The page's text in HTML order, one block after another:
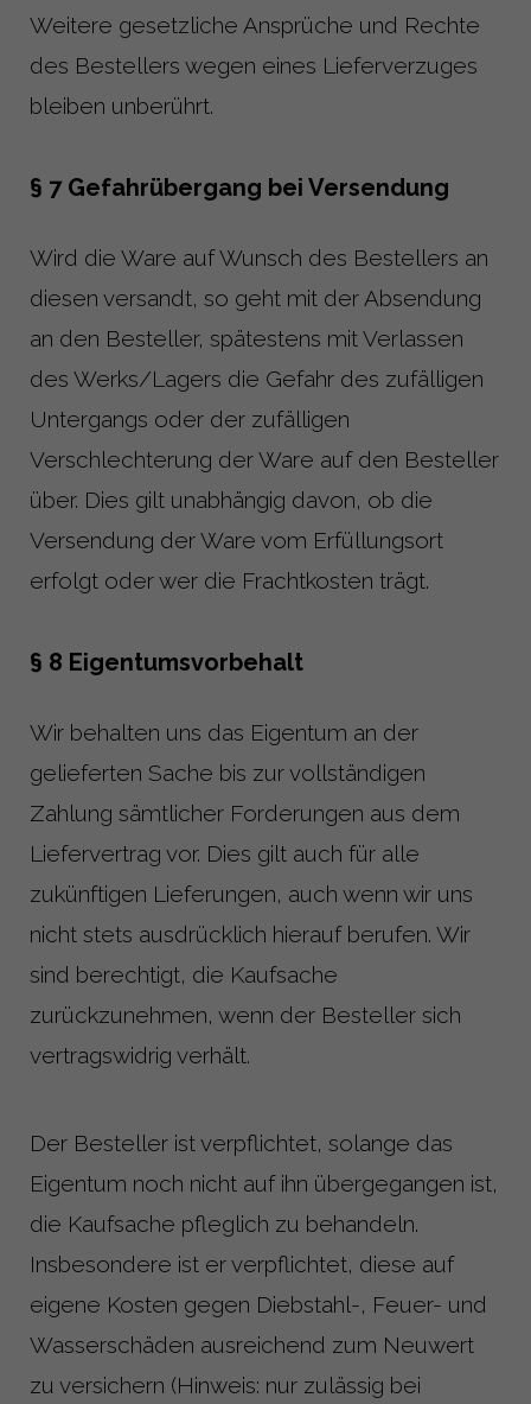
Weitere gesetzliche Ansprüche und Rechte
des Bestellers wegen eines Lieferverzuges
bleiben unberührt.
§ 7 Gefahrübergang bei Versendung
Wird die Ware auf Wunsch des Bestellers an
diesen versandt, so geht mit der Absendung
an den Besteller, spätestens mit Verlassen
des Werks/Lagers die Gefahr des zufälligen
Untergangs oder der zufälligen
Verschlechterung der Ware auf den Besteller
über. Dies gilt unabhängig davon, ob die
Versendung der Ware vom Erfüllungsort
erfolgt oder wer die Frachtkosten trägt.
§ 8 Eigentumsvorbehalt
Wir behalten uns das Eigentum an der
gelieferten Sache bis zur vollständigen
Zahlung sämtlicher Forderungen aus dem
Liefervertrag vor. Dies gilt auch für alle
zukünftigen Lieferungen, auch wenn wir uns
nicht stets ausdrücklich hierauf berufen. Wir
sind berechtigt, die Kaufsache
zurückzunehmen, wenn der Besteller sich
vertragswidrig verhält.
Der Besteller ist verpflichtet, solange das
Eigentum noch nicht auf ihn übergegangen ist,
die Kaufsache pfleglich zu behandeln.
Insbesondere ist er verpflichtet, diese auf
eigene Kosten gegen Diebstahl-, Feuer- und
Wasserschäden ausreichend zum Neuwert
zu versichern (Hinweis: nur zulässig bei